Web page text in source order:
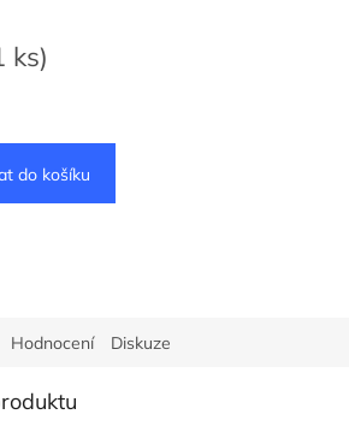
ks)
do košíku
Hodnocení Diskuze